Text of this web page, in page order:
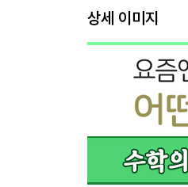
100단계 계산의 활
전체 묶어 풀기
창의력 쑥쑥! 수학
상세 이미지